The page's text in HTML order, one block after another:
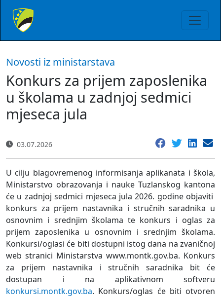
Novosti iz ministarstava
Konkurs za prijem zaposlenika
u školama u zadnjoj sedmici
mjeseca jula
03.07.2026
U cilju blagovremenog informisanja aplikanata i škola,
Ministarstvo obrazovanja i nauke Tuzlanskog kantona
će u zadnjoj sedmici mjeseca jula 2026. godine objaviti
konkurs za prijem nastavnika i stručnih saradnika u
osnovnim i srednjim školama te konkurs i oglas za
prijem zaposlenika u osnovnim i srednjim školama.
Konkursi/oglasi će biti dostupni istog dana na zvaničnoj
web stranici Ministarstva www.montk.gov.ba. Konkurs
za prijem nastavnika i stručnih saradnika bit će
dostupan i na aplikativnom softveru
konkursi.montk.gov.ba. Konkurs/oglas će biti otvoren